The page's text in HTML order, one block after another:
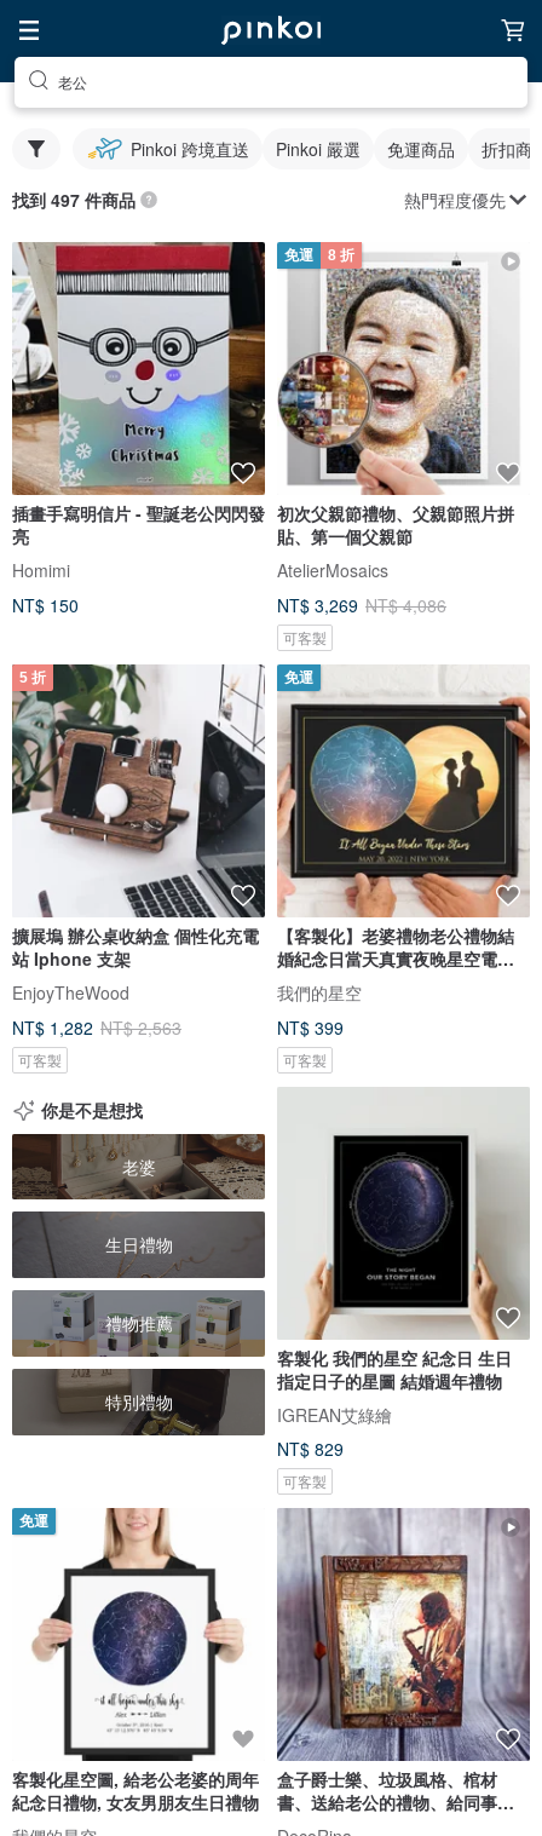
老公
Pinkoi 跨境直送 Pinkoi 嚴選 免運商品 折扣商
找到 497 件商品 熱門程度優先
插畫手寫明信片 - 聖誕老公閃閃發
亮
Homimi
NT$ 150
免運 8 折
初次父親節禮物、父親節照片拼
貼、第一個父親節
AtelierMosaics
NT$ 3,269 NT$ 4,086
可客製
5 折
擴展塢 辦公桌收納盒 個性化充電
站 Iphone 支架
EnjoyTheWood
NT$ 1,282 NT$ 2,563
可客製
免運
【客製化】老婆禮物老公禮物結
婚紀念日當天真實夜晚星空電子
圖檔
我們的星空
NT$ 399
可客製
你是不是想找
老婆
生日禮物
禮物推薦
特別禮物
客製化 我們的星空 紀念日 生日
指定日子的星圖 結婚週年禮物
IGREAN艾綠繪
NT$ 829
可客製
免運
客製化星空圖, 給老公老婆的周年
紀念日禮物, 女友男朋友生日禮物
盒子爵士樂、垃圾風格、棺材
書、送給老公的禮物、給同事、
男士盒子書